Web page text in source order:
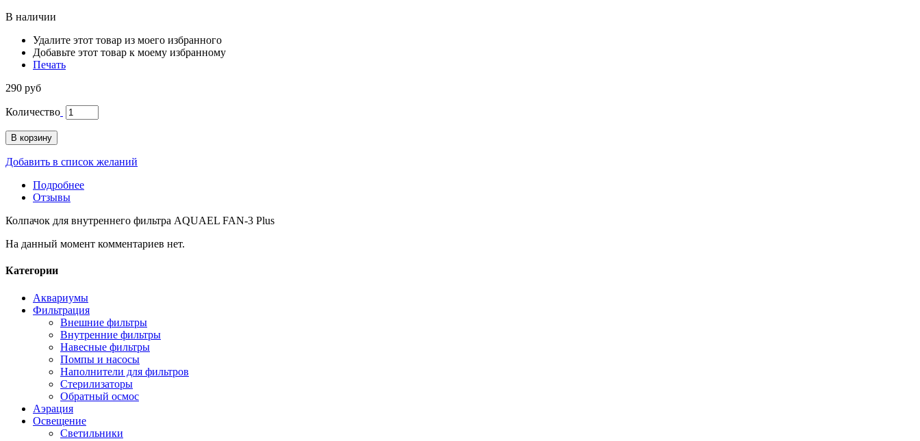
В наличии
Удалите этот товар из моего избранного
Добавьте этот товар к моему избранному
Печать
290 руб
Количество
В корзину
Добавить в список желаний
Подробнее
Отзывы
Колпачок для внутреннего фильтра AQUAEL FAN-3 Plus
На данный момент комментариев нет.
Категории
Аквариумы
Фильтрация
Внешние фильтры
Внутренние фильтры
Навесные фильтры
Помпы и насосы
Наполнители для фильтров
Стерилизаторы
Обратный осмос
Аэрация
Освещение
Светильники